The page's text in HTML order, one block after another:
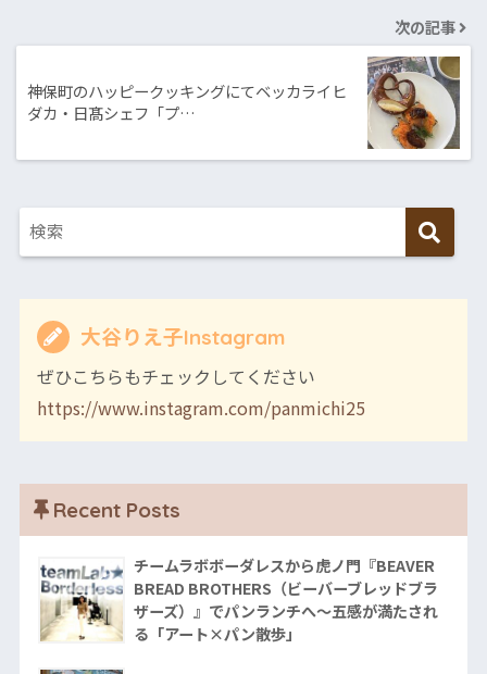
次の記事
神保町のハッピークッキングにてベッカライヒ
ダカ・日髙シェフ「プ…
大谷りえ子Instagram
ぜひこちらもチェックしてください
https://www.instagram.com/panmichi25
Recent Posts
チームラボボーダレスから虎ノ門『BEAVER
BREAD BROTHERS（ビーバーブレッドブラ
ザーズ）』でパンランチへ〜五感が満たされ
る「アート×パン散歩」